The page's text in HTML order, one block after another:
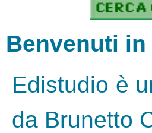
Benvenuti in
Edistudio è
da Brunetto